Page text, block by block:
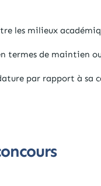
les milieux
termes de maintien
par rapport à sa